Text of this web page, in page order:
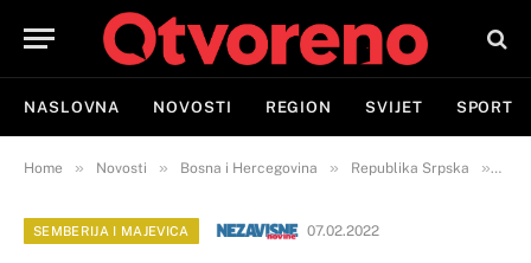
NASLOVNA NOVOSTI REGION SVIJET SPORT
Home » Novosti » Bosna i Hercegovina » Republika Srpska »
SEMBERIJA I MAJEVICA 07.02.2022